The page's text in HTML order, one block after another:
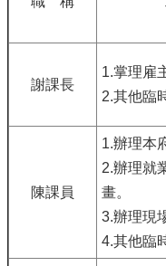
謝課長
1.掌理雇
2.其他臨
陳課員
1.辦理本
2.辦理就
畫。
3.辦理現
4.其他臨